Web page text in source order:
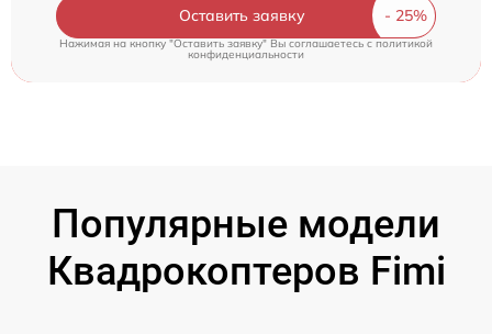
Оставить заявку
Нажимая на кнопку "Оставить заявку" Вы соглашаетесь cполитикой
конфиденциальности
Популярные модели
Квадрокоптеров Fimi